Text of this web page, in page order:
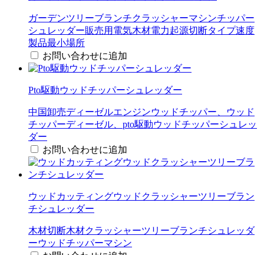
ガーデンツリーブランチクラッシャーマシンチッパー
シュレッダー販売用電気木材電力起源切断タイプ速度
製品最小場所
お問い合わせに追加
Pto駆動ウッドチッパーシュレッダー
中国卸売ディーゼルエンジンウッドチッパー、ウッド
チッパーディーゼル、pto駆動ウッドチッパーシュレッ
ダー
お問い合わせに追加
ウッドカッティングウッドクラッシャーツリーブラン
チシュレッダー
木材切断木材クラッシャーツリーブランチシュレッダ
ーウッドチッパーマシン